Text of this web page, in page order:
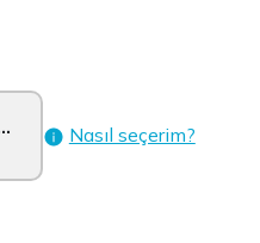
MO M+S 3PMSF Nasıl seçerim?